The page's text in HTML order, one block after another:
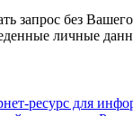
запрос без Вашего
личные